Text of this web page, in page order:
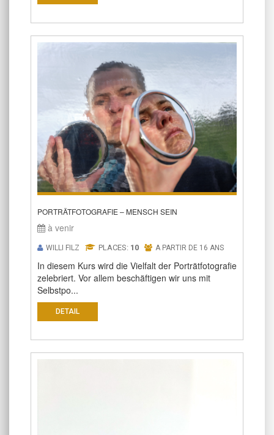
PORTRÄTFOTOGRAFIE – MENSCH SEIN
à venir
WILLI FILZ PLACES: 10 A PARTIR DE 16 ANS
In diesem Kurs wird die Vielfalt der Porträtfotografie
zelebriert. Vor allem beschäftigen wir uns mit
Selbstpo...
DETAIL